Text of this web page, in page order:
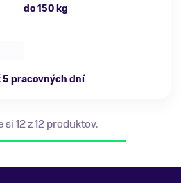
do 150 kg
5 pracovných dní
si 12 z 12 produktov.